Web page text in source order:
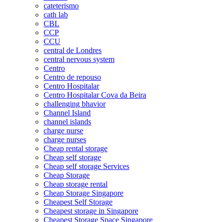
cateterismo
cath lab
CBL
CCP
CCU
central de Londres
central nervous system
Centro
Centro de repouso
Centro Hospitalar
Centro Hospitalar Cova da Beira
challenging bhavior
Channel Island
channel islands
charge nurse
charge nurses
Cheap rental storage
Cheap self storage
Cheap self storage Services
Cheap Storage
Cheap storage rental
Cheap Storage Singapore
Cheapest Self Storage
Cheapest storage in Singapore
Cheapest Storage Space Singapore